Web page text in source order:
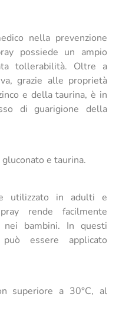
nella prevenzione
possiede un ampio
tollerabilità. Oltre a
grazie alle proprietà
e della taurina, è in
di guarigione della
e taurina.
utilizzato in adulti e
rende facilmente
bambini. In questi
essere applicato
superiore a 30°C, al